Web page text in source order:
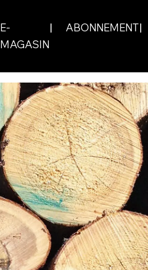
E-
MAGASIN
ABONNEMENT